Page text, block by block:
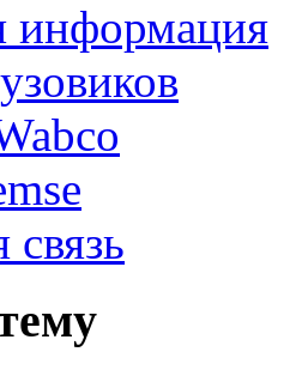
информация
связь